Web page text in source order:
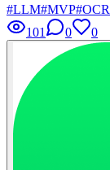
#LLM#MVP#OCR
101
0 0